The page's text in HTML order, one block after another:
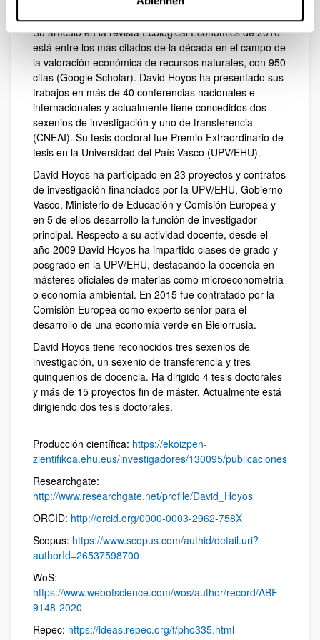
totales y el índice h de Scopus es de 15 con 1079 citas.
Su artículo en la revista Ecological Economics de 2010
está entre los más citados de la década en el campo de
la valoración económica de recursos naturales, con 950
citas (Google Scholar). David Hoyos ha presentado sus
trabajos en más de 40 conferencias nacionales e
internacionales y actualmente tiene concedidos dos
sexenios de investigación y uno de transferencia
(CNEAI). Su tesis doctoral fue Premio Extraordinario de
tesis en la Universidad del País Vasco (UPV/EHU).
David Hoyos ha participado en 23 proyectos y contratos
de investigación financiados por la UPV/EHU, Gobierno
Vasco, Ministerio de Educación y Comisión Europea y
en 5 de ellos desarrolló la función de investigador
principal. Respecto a su actividad docente, desde el
año 2009 David Hoyos ha impartido clases de grado y
posgrado en la UPV/EHU, destacando la docencia en
másteres oficiales de materias como microeconometría
o economía ambiental. En 2015 fue contratado por la
Comisión Europea como experto senior para el
desarrollo de una economía verde en Bielorrusia.
David Hoyos tiene reconocidos tres sexenios de
investigación, un sexenio de transferencia y tres
quinquenios de docencia. Ha dirigido 4 tesis doctorales
y más de 15 proyectos fin de máster. Actualmente está
dirigiendo dos tesis doctorales.
Producción científica: https://ekoizpen-
zientifikoa.ehu.eus/investigadores/130095/publicaciones
Researchgate:
http://www.researchgate.net/profile/David_Hoyos
ORCID: http://orcid.org/0000-0003-2962-758X
Scopus: https://www.scopus.com/authid/detail.uri?
authorId=26537598700
WoS:
https://www.webofscience.com/wos/author/record/ABF-
9148-2020
Repec: https://ideas.repec.org/f/pho335.html